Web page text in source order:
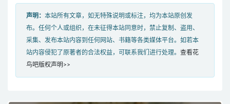
声明： 本站所有文章，如无特殊说明或标注，均为本站原创发
布。任何个人或组织，在未征得本站同意时，禁止复制、盗用、
采集、发布本站内容到任何网站、书籍等各类媒体平台。如若本
站内容侵犯了原著者的合法权益，可联系我们进行处理。 查看花
鸟吧版权声明>>